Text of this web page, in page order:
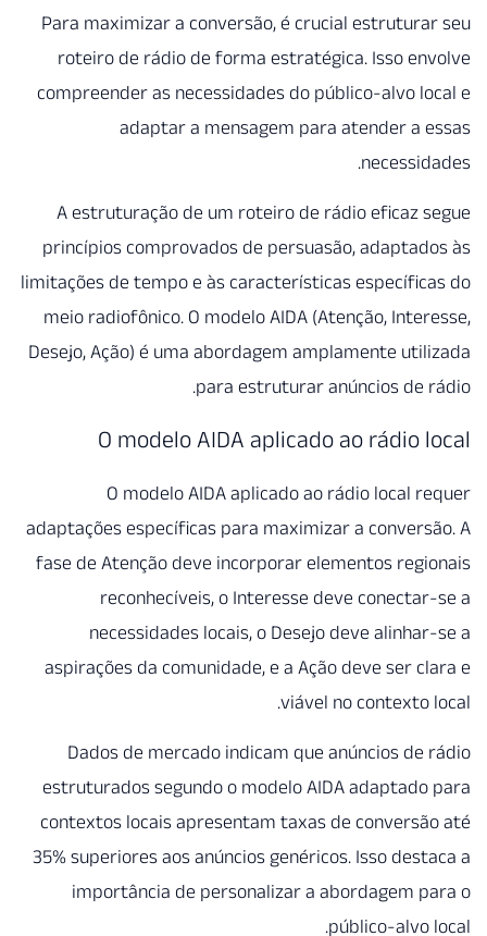
Para maximizar a
roteiro de rádio de forma
compreender as
adaptar a
A estruturação de um
princípios comprovados de
limitações de tempo e às
meio radiofônico. O modelo
Desejo, Ação) é uma
para
O modelo AIDA
O modelo AIDA
adaptações específicas para
fase de Atenção deve
reconhecíveis, o
necessidades locais, o
aspirações da comunidade, e
Dados de mercado
estruturados segundo o
contextos locais apresentam
35% superiores aos anúncios
importância de